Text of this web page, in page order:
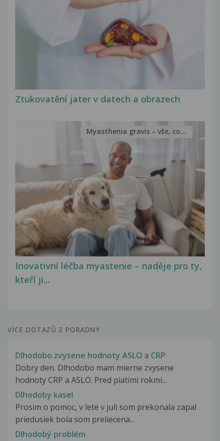
Ztukovatění jater v datech a obrazech
Inovativní léčba myastenie – naděje pro ty,
kteří ji...
Myasthenia gravis – vše, co...
VÍCE DOTAZŮ Z PORADNY
Dlhodobo zvysene hodnoty ASLO a CRP
Dobry den. Dlhodobo mam mierne zvysene
hodnoty CRP a ASLO. Pred piatimi rokmi...
Dlhodoby kasel
Prosim o pomoc, v lete v juli som prekonala zapal
priedusiek bola som preliecena...
Dlhodobý problém